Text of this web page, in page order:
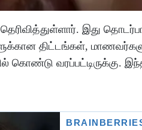
இது
திட்டங்கள்,
கொண்டு